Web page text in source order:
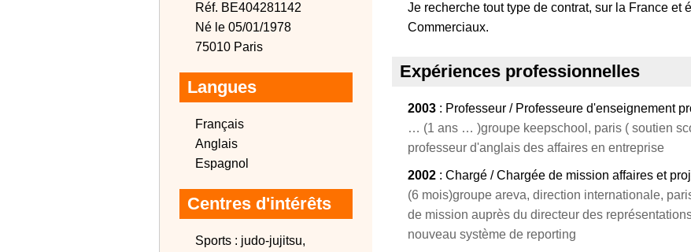
Réf. BE404281142
Né le 05/01/1978
75010 Paris
Langues
Français
Anglais
Espagnol
Centres d'intérêts
Sports : judo-jujitsu,
Je recherche tout type de contrat, sur la France et
Commerciaux.
Expériences professionnelles
2003 : Professeur / Professeure d'enseignement
… (1 ans … )groupe keepschool, paris ( soutien
professeur d'anglais des affaires en entreprise
2002 : Chargé / Chargée de mission affaires et
(6 mois)groupe areva, direction internationale,
de mission auprès du directeur des
nouveau système de reporting